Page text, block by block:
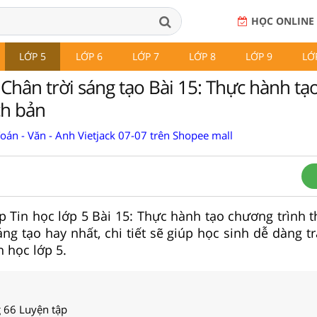
HỌC ONLINE
LỚP 5 LỚP 6 LỚP 7 LỚP 8 LỚP 9
trời sáng tạo Bài 15: Thực hành
bản
- Văn - Anh Vietjack 07-07 trên Shopee mall
Tin học lớp 5 Bài 15: Thực hành tạo chương trình
tạo hay nhất, chi tiết sẽ giúp học sinh dễ dàng
học lớp 5.
Luyện tập